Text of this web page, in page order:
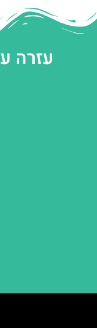
עזרה